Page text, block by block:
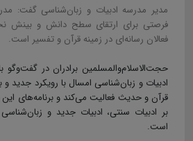
مدیر مدرسه ادبیات و زبان‌شناسی گفت:
فرصتی برای ارتقای سطح دانش و بینش
فعالان رسانه‌ای در زمینه قرآن و تفسیر است.
حجت‌الاسلام‌والمسلمین برادران در گفت‌وگو
ادبیات و زبان‌شناسی امسال با رویکرد
قرآن و حدیث فعالیت می‌کند و برنامه‌های
بر ادبیات سنتی، ادبیات جدید و زبان‌شناسی
است.